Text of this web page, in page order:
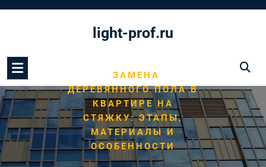
light-prof.ru
ЗАМЕНА
ДЕРЕВЯННОГО ПОЛА В
КВАРТИРЕ НА
СТЯЖКУ: ЭТАПЫ,
МАТЕРИАЛЫ И
ОСОБЕННОСТИ